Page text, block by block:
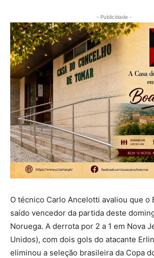
- Publicidade -
O técnico Carlo Ancelotti avaliou que o
saído vencedor da partida deste
Noruega. A derrota por 2 a 1 em Nova
Unidos), com dois gols do atacante
eliminou a seleção brasileira da Copa